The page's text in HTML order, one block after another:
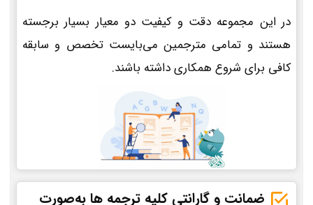
در این مجموعه دقت و کیفیت دو معیار بسیار برجسته
هستند و تمامی مترجمین می‌بایست تخصص و سابقه
کافی برای شروع همکاری داشته باشند.
ضمانت و گارانتی کلیه ترجمه ها به‌صورت